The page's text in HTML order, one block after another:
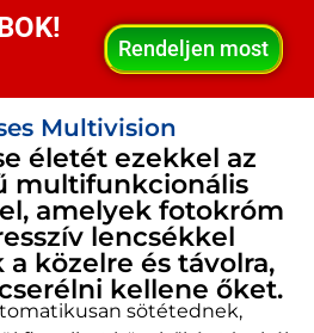
Rendeljen most
Multivision
életét ezekkel az
multifunkcionális
amelyek fotokróm
lencsékkel
közelre és távolra,
kellene őket.
sötétednek,